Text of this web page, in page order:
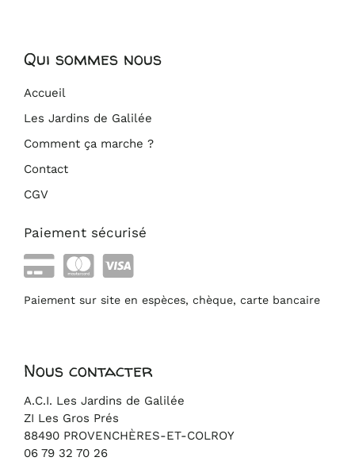
Qui sommes nous
Accueil
Les Jardins de Galilée
Comment ça marche ?
Contact
CGV
Paiement sécurisé
Paiement sur site en espèces, chèque, carte bancaire
Nous contacter
A.C.I. Les Jardins de Galilée
ZI Les Gros Prés
88490 PROVENCHÈRES-ET-COLROY
06 79 32 70 26